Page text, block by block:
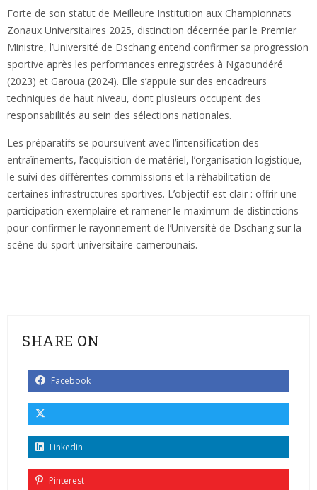
Forte de son statut de Meilleure Institution aux Championnats
Zonaux Universitaires 2025, distinction décernée par le Premier
Ministre, l’Université de Dschang entend confirmer sa progression
sportive après les performances enregistrées à Ngaoundéré
(2023) et Garoua (2024). Elle s’appuie sur des encadreurs
techniques de haut niveau, dont plusieurs occupent des
responsabilités au sein des sélections nationales.
Les préparatifs se poursuivent avec l’intensification des
entraînements, l’acquisition de matériel, l’organisation logistique,
le suivi des différentes commissions et la réhabilitation de
certaines infrastructures sportives. L’objectif est clair : offrir une
participation exemplaire et ramener le maximum de distinctions
pour confirmer le rayonnement de l’Université de Dschang sur la
scène du sport universitaire camerounais.
SHARE ON
Facebook
Linkedin
Pinterest